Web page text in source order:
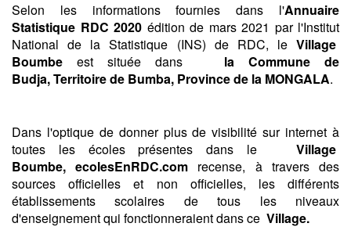
Selon les informations fournies dans l'Annuaire
Statistique RDC 2020 édition de mars 2021 par l'Institut
National de la Statistique (INS) de RDC, le Village
Boumbe est située dans
la Commune de
Budja,Territoire de Bumba, Province de la MONGALA.
Dans l'optique de donner plus de visibilité sur internet à
toutes les écoles présentes dans le Village
Boumbe, ecolesEnRDC.com recense, à travers des
sources officielles et non officielles, les différents
établissements scolaires de tous les niveaux
d'enseignement qui fonctionneraient dans ce Village.